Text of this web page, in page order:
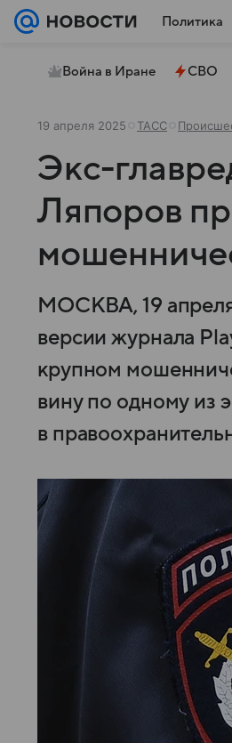
Политика
Война в Иране СВО
19 апреля 2025 ТАСС
Экс-
Ляпоров
МОСКВА, 19
версии журнала
крупном
вину по одному из
в